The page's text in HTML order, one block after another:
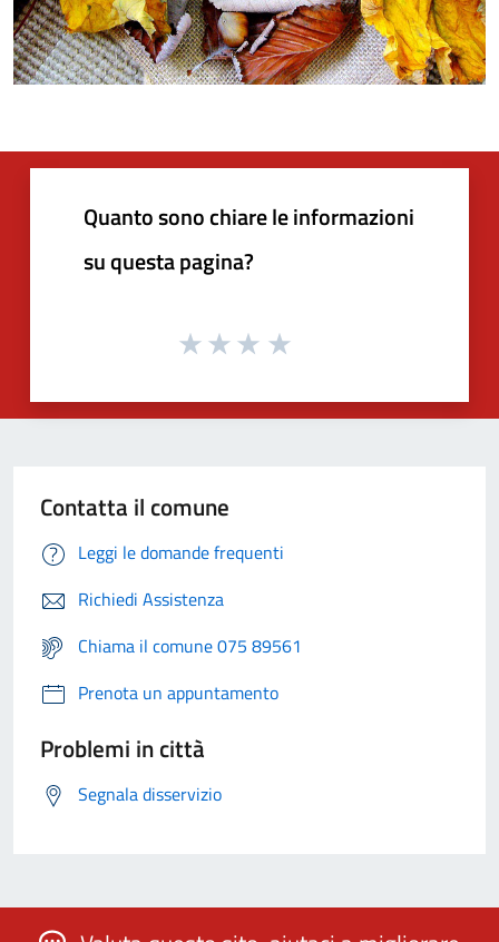
Quanto sono chiare le informazioni
su questa pagina?
Contatta il comune
Leggi le domande frequenti
Richiedi Assistenza
Chiama il comune 075 89561
Prenota un appuntamento
Problemi in città
Segnala disservizio